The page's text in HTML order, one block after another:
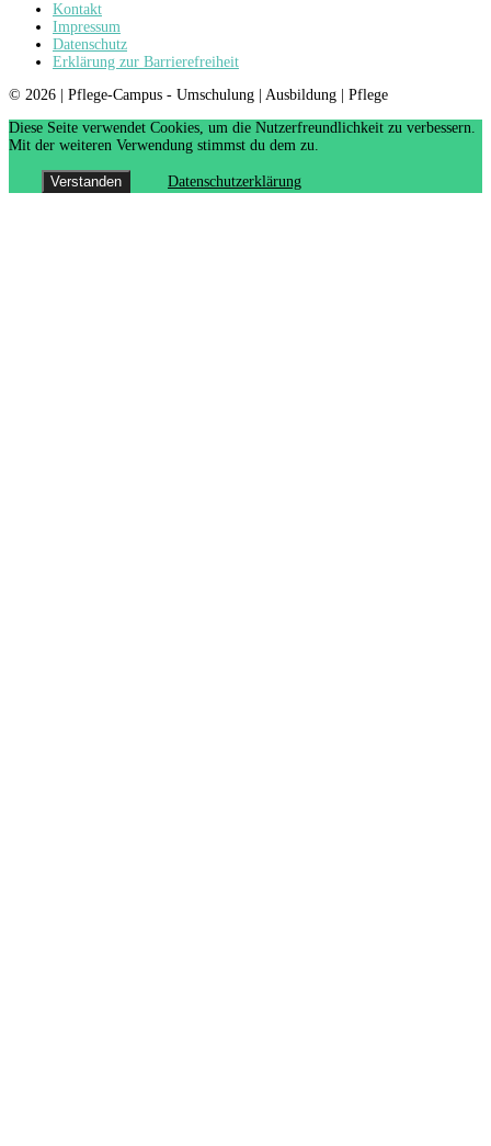
Kontakt
Impressum
Datenschutz
Erklärung zur Barrierefreiheit
© 2026 | Pflege-Campus - Umschulung | Ausbildung | Pflege
Diese Seite verwendet Cookies, um die Nutzerfreundlichkeit zu verbessern.
Mit der weiteren Verwendung stimmst du dem zu.
Verstanden Datenschutzerklärung